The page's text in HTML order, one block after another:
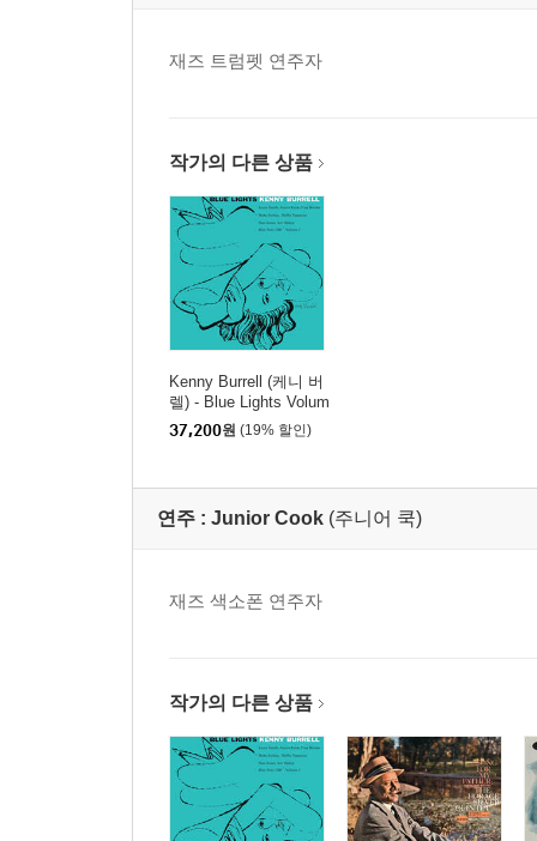
재즈 트럼펫 연주자
작가의 다른 상품
Kenny Burrell (케니 버
렐) - Blue Lights Volum
e 1 [LP]
37,200원 (19% 할인)
연주 : Junior Cook (주니어 쿡)
재즈 색소폰 연주자
작가의 다른 상품